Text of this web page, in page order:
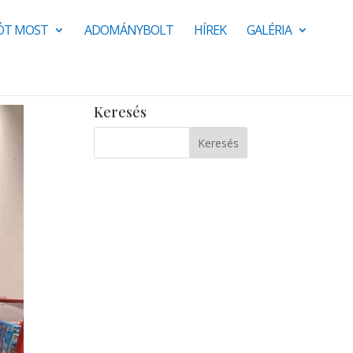
MOST ADOMÁNYBOLT HÍREK GALÉRIA
Keresés